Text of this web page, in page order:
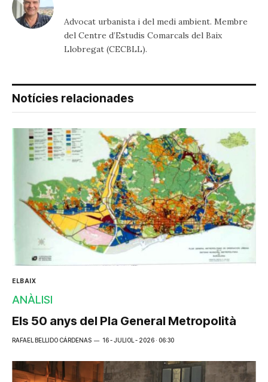
Advocat urbanista i del medi ambient. Membre
del Centre d’Estudis Comarcals del Baix
Llobregat (CECBLL).
Notícies relacionades
ELBAIX
ANÀLISI
Els 50 anys del Pla General Metropolità
RAFAEL BELLIDO CÁRDENAS 16 - JULIOL - 2026 · 06:30